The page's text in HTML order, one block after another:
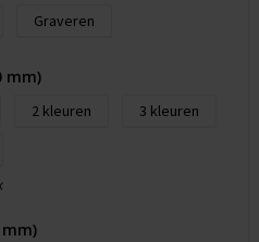
Graveren
mm)
2
3